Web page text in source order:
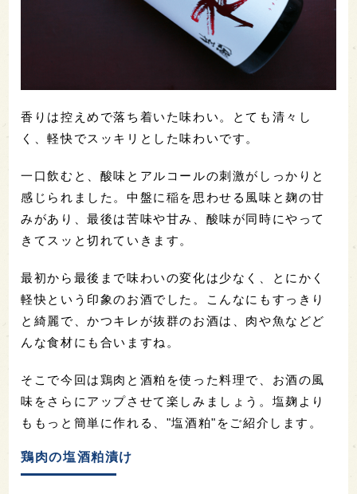
香りは控えめで落ち着いた味わい。とても清々し
く、軽快でスッキリとした味わいです。
一口飲むと、酸味とアルコールの刺激がしっかりと
感じられました。中盤に稲を思わせる風味と麹の甘
みがあり、最後は苦味や甘み、酸味が同時にやって
きてスッと切れていきます。
最初から最後まで味わいの変化は少なく、とにかく
軽快という印象のお酒でした。こんなにもすっきり
と綺麗で、かつキレが抜群のお酒は、肉や魚などど
んな食材にも合いますね。
そこで今回は鶏肉と酒粕を使った料理で、お酒の風
味をさらにアップさせて楽しみましょう。塩麹より
ももっと簡単に作れる、"塩酒粕"をご紹介します。
鶏肉の塩酒粕漬け